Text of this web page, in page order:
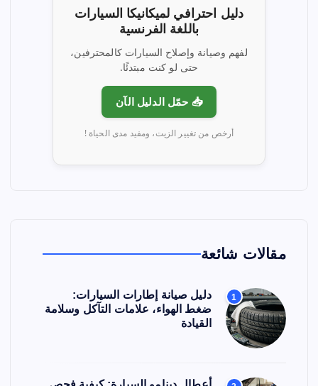
e
s
p
u
b
c
a
t
دليل احترافي لميكانيكا السيارات
باللغة الفرنسية
لفهم وصيانة وإصلاح السيارات كالمحترفين،
حتى لو كنت مبتدئًا.
📥 حمّل الدليل الآن
أرخص من تغيير الزيت، ومفيد مدى الحياة !
مقالات شائعة
1
دليل صيانة إطارات السيارات:
ضغط الهواء، علامات التآكل وسلامة
القيادة